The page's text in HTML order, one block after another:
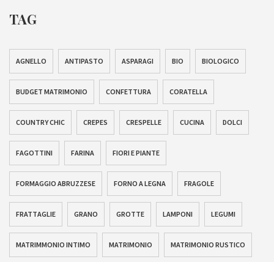
TAG
AGNELLO ANTIPASTO ASPARAGI BIO BIOLOGICO
BUDGET MATRIMONIO CONFETTURA CORATELLA
COUNTRY CHIC CREPES CRESPELLE CUCINA DOLCI
FAGOTTINI FARINA FIORI E PIANTE
FORMAGGIO ABRUZZESE FORNO A LEGNA FRAGOLE
FRATTAGLIE GRANO GROTTE LAMPONI LEGUMI
MATRIMMONIO INTIMO MATRIMONIO MATRIMONIO RUSTICO